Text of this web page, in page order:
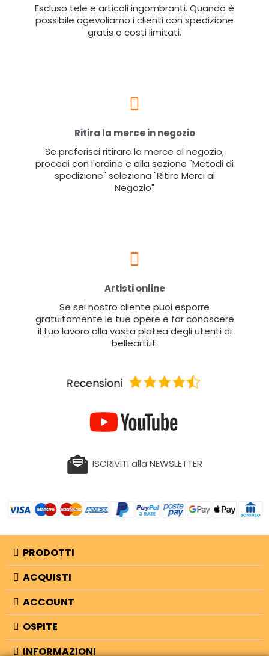
Escluso tele e articoli ingombranti. Quando è
possibile agevoliamo i clienti con spedizione
gratis o costi limitati.
Ritira la merce in negozio
Se preferisci ritirare la merce al negozio,
procedi con l'ordine e alla sezione "Metodi di
spedizione" seleziona "Ritiro Merci al
Negozio"
Artisti online
Se sei nostro cliente puoi esporre
gratuitamente le tue opere e far conoscere
il tuo lavoro alla vasta platea degli utenti di
bellearti.it.
ISCRIVITI alla NEWSLETTER
PRODOTTI
ACQUISTI
ACCOUNT
OSPITE
INFORMAZIONI